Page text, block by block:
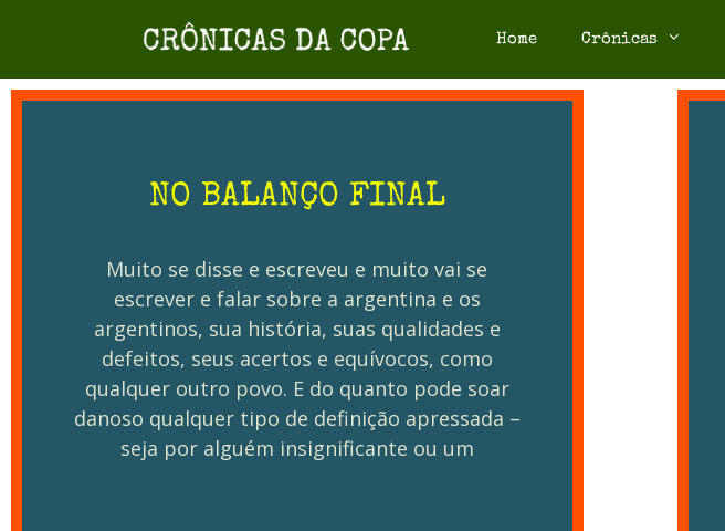
Home Crônicas
NO BALANÇO FINAL
Muito se disse e escreveu e muito vai se
escrever e falar sobre a argentina e os
argentinos, sua história, suas qualidades e
defeitos, seus acertos e equívocos, como
qualquer outro povo. E do quanto pode soar
danoso qualquer tipo de definição apressada –
seja por alguém insignificante ou um